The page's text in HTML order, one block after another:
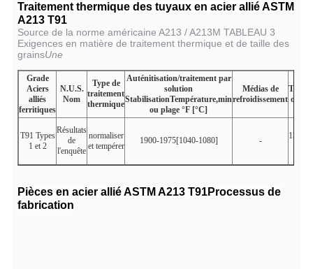
Traitement thermique des tuyaux en acier allié ASTM
A213 T91
Source de la norme américaine A213 / A213M TABLEAU 3
Exigences en matière de traitement thermique et de taille des
grainsUne
Grade
Aciers
alliés
ferritiques
N.U.S.
Nom
Type de
traitement
thermique
Auténitisation/traitement par
solution
StabilisationTempérature,min
ou plage °F [°C]
Médias de
refroidissement ou
T91 Types
1 et 2
Résultats
de
l'enquête
normaliser
et tempérer
1900-1975[1040-1080] -
1350
Pièces en acier allié ASTM A213 T91Processus de
fabrication